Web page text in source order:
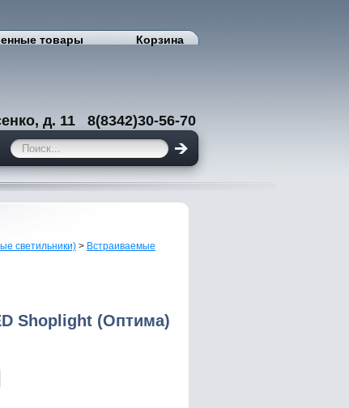
товары Корзина
д. 11 8(8342)30-56-70
светильники) > Встраиваемые
Shoplight (Оптима)